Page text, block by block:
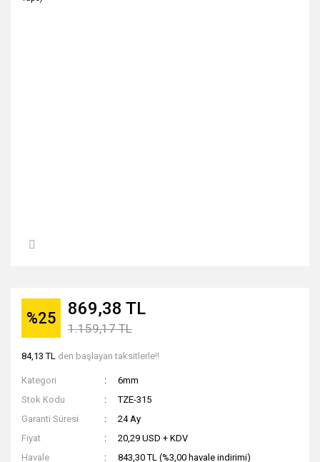
%25 869,38 TL
1.159,17 TL
84,13 TL den başlayan taksitlerle!!
Kategori
6mm
Stok Kodu
TZE-315
Garanti Süresi
24 Ay
Fiyat
20,29 USD + KDV
Havale
843,30 TL (%3,00 havale indirimi)